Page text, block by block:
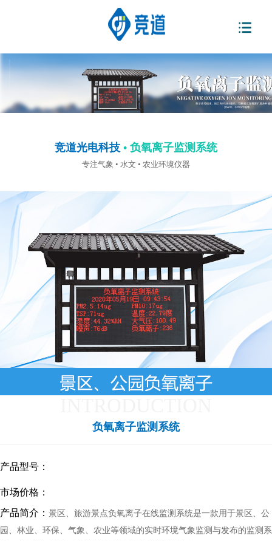
竞道光电科技 • 负氧离子监测系统
专注气象 • 水文 • 农业环境仪器
负氧离子监测系统
产品型号：
市场价格：
产品简介： 景区、旅游景点负氧离子在线监测系统是一款用于景区、公
园、林业、环保、气象、农业等领域的实时环境气象监测与发布的监测系